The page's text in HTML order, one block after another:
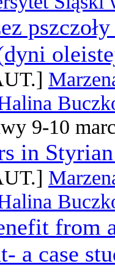
9-10
in
from
a case